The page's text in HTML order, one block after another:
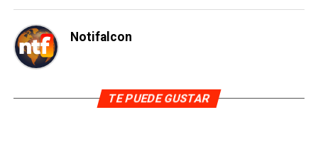
Notifalcon
TE PUEDE GUSTAR